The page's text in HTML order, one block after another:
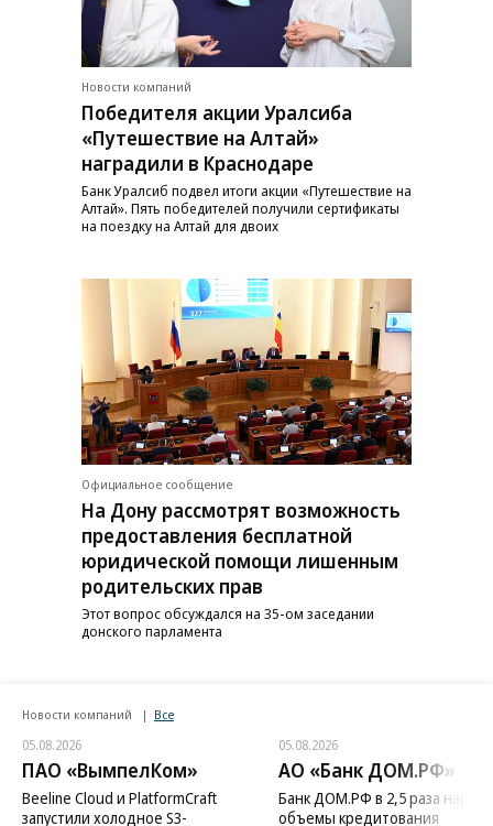
Новости компаний
Победителя акции Уралсиба
«Путешествие на Алтай»
наградили в Краснодаре
Банк Уралсиб подвел итоги акции «Путешествие на
Алтай». Пять победителей получили сертификаты
на поездку на Алтай для двоих
Официальное сообщение
На Дону рассмотрят возможность
предоставления бесплатной
юридической помощи лишенным
родительских прав
Этот вопрос обсуждался на 35-ом заседании
донского парламента
Новости компаний Все
05.08.2026
ПАО «ВымпелКом»
Beeline Cloud и PlatformCraft
запустили холодное S3-
05.08.2026
АО «Банк ДОМ.РФ»
Банк ДОМ.РФ в 2,5 раза
объемы кредитования